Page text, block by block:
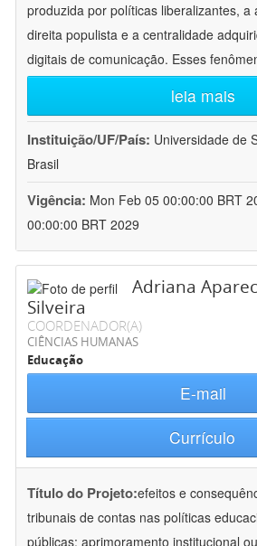
produzida por políticas liberalizantes, a
direita populista e a centralidade
digitais de comunicação. Esses
leia mais
Instituição/UF/País: Universidade de
Brasil
Vigência: Mon Feb 05 00:00:00 BRT
00:00:00 BRT 2029
Adriana
Silveira
COORDENADOR(A)
CIÊNCIAS HUMANAS
Educação
E-mail
Currículo
Título do Projeto:efeitos e
tribunais de contas nas políticas
públicas: aprimoramento institucional